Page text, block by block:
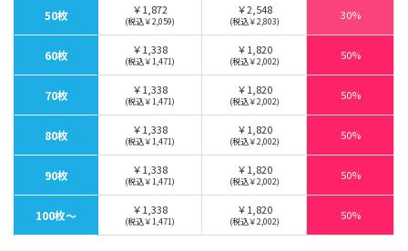
50枚 ￥1,872
(税込￥2,059)
￥2,548
(税込￥2,803) 30%
60枚 ￥1,338
(税込￥1,471)
￥1,820
(税込￥2,002) 50%
70枚 ￥1,338
(税込￥1,471)
￥1,820
(税込￥2,002) 50%
80枚 ￥1,338
(税込￥1,471)
￥1,820
(税込￥2,002) 50%
90枚 ￥1,338
(税込￥1,471)
￥1,820
(税込￥2,002) 50%
100枚〜 ￥1,338
(税込￥1,471)
￥1,820
(税込￥2,002) 50%